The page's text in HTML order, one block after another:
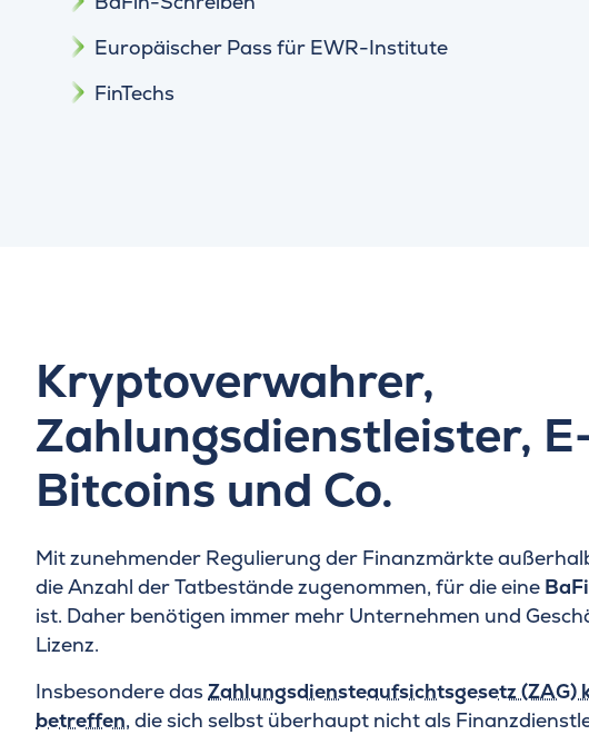
Europäischer Pass für EWR-Institute
FinTechs
Kryptoverwahrer,
Zahlungsdienstleister,
Bitcoins und Co.
Mit zunehmender Regulierung der Finanzmärkte
die Anzahl der Tatbestände zugenommen, für die eine
ist. Daher benötigen immer mehr Unternehmen und
Lizenz.
Insbesondere dasZahlungsdiensteaufsichtsgesetz (ZAG)
betreffen, die sich selbst überhaupt nicht als